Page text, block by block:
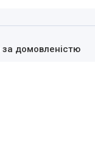
за домовленістю